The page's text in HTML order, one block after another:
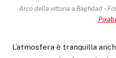
Arco della vittoria a Baghdad –
L’atmosfera è tranquilla